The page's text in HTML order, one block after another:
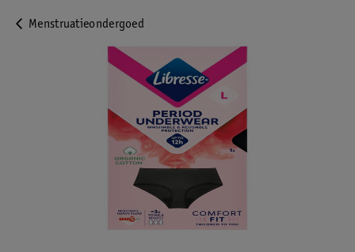
Menstruatieondergoed